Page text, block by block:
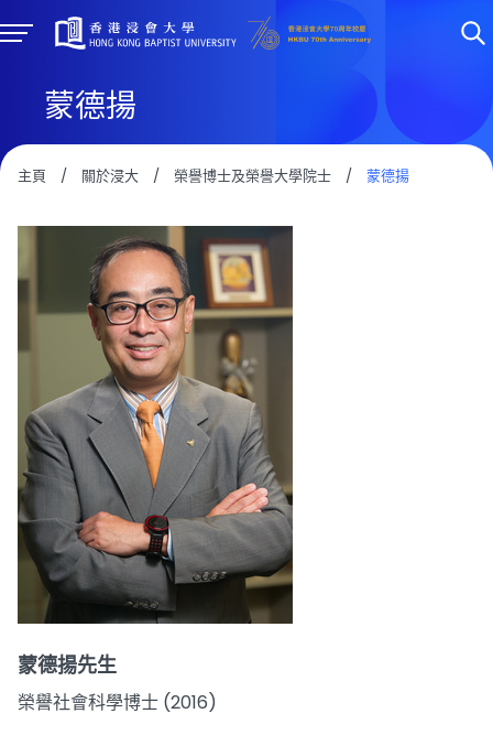
蒙德揚
主頁 / 關於浸大 / 榮譽博士及榮譽大學院士 / 蒙德揚
蒙德揚先生
榮譽社會科學博士 (2016)